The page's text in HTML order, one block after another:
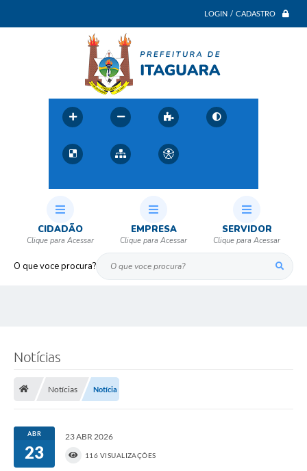
LOGIN / CADASTRO
O que voce procura?
CIDADÃO EMPRESA SERVIDOR
Notícias
Notícias Notícia
ABR
23
23 ABR 2026
116 VISUALIZAÇÕES